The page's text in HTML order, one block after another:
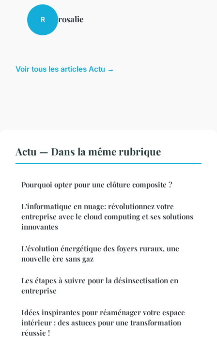
R rosalie
Voir tous les articles Actu →
Actu — Dans la même rubrique
Pourquoi opter pour une clôture composite ?
L'informatique en nuage: révolutionnez votre
entreprise avec le cloud computing et ses solutions
innovantes
L'évolution énergétique des foyers ruraux, une
nouvelle ère sans gaz
Les étapes à suivre pour la désinsectisation en
entreprise
Idées inspirantes pour réaménager votre espace
intérieur : des astuces pour une transformation
réussie !